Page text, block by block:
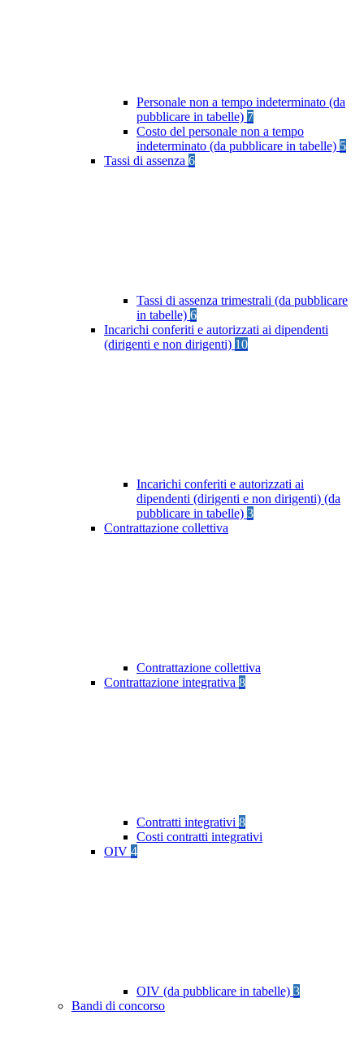
Personale non a tempo indeterminato (da
pubblicare in tabelle) 7
Costo del personale non a tempo
indeterminato (da pubblicare in tabelle) 5
Tassi di assenza 6
Tassi di assenza trimestrali (da pubblicare
in tabelle) 6
Incarichi conferiti e autorizzati ai dipendenti
(dirigenti e non dirigenti) 10
Incarichi conferiti e autorizzati ai
dipendenti (dirigenti e non dirigenti) (da
pubblicare in tabelle) 3
Contrattazione collettiva
Contrattazione collettiva
Contrattazione integrativa 8
Contratti integrativi 8
Costi contratti integrativi
OIV 4
OIV (da pubblicare in tabelle) 3
Bandi di concorso